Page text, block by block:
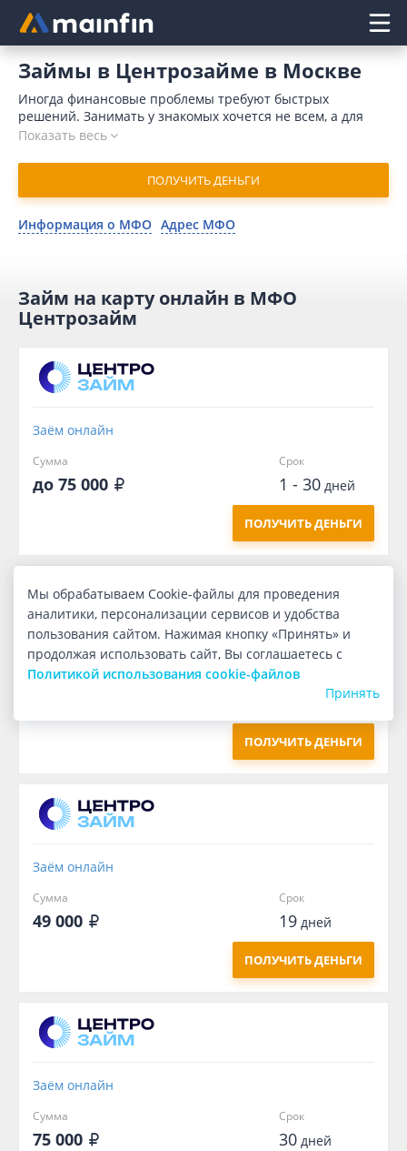
Главное меню
Займы в Центрозайме в Москве
Иногда финансовые проблемы требуют быстрых
решений. Занимать у знакомых хочется не всем, а для
обращения в банк требуется время и значительный
послужить плохая кредитная история. Отличным
решением является микрозайм в Центрозайм онлайн в
Москве. В 2026 году для отправки заявки потребуется
немного времени. Организация принимает решение в
течение 15 минут и совершает денежный перевод на
Показать весь
ПОЛУЧИТЬ ДЕНЬГИ
Информация о МФО Адрес МФО
Займ на карту онлайн в МФО
Центрозайм
Заём онлайн
Сумма
до 75 000
Срок
1 - 30дней
ПОЛУЧИТЬ ДЕНЬГИ
Заём онлайн
Сумма Срок
дней
ПОЛУЧИТЬ ДЕНЬГИ
Заём онлайн
Сумма
49 000
Срок
19дней
ПОЛУЧИТЬ ДЕНЬГИ
Заём онлайн
Сумма
75 000
Срок
30дней
Мы обрабатываем Cookie-файлы для проведения
аналитики, персонализации сервисов и удобства
пользования сайтом. Нажимая кнопку «Принять» и
продолжая использовать сайт, Вы соглашаетесь с
Политикой использования cookie-файлов
Принять